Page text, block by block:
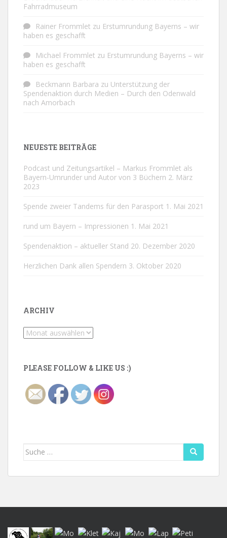
Fahrradmuseum
Rainer Frommlet zu Erstumrundung Bayerns – wir
haben es geschafft
Michael Frommlet zu Erstumrundung Bayerns – wir
haben es geschafft
Beckmann Barbara zu Unterstützung der
Spendenaktion durch Medien – Durch den Odenwald
nach Amorbach
NEUESTE BEITRÄGE
Podcast und Zeitungsartikel – Markus Frommlet als
Bayern-Umrunder und Autor von 3 Büchern 2. März
2023
Spende zweier Tandems für den Parasport 1. Mai 2021
rund um Bayern – Impressionen 1. Mai 2021
Spendenaktion – aktueller Stand 20. Dezember 2020
Herzlichen Dank allen Spendern 3. Oktober 2020
ARCHIV
Archiv
PLEASE FOLLOW & LIKE US :)
Suche